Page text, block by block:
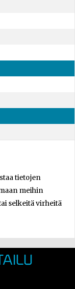
tietojen
meihin
selkeitä virheitä